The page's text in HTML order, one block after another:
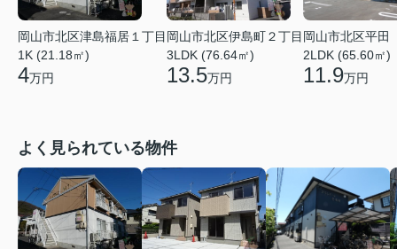
岡山市北区津島福居１丁目
1K (21.18㎡)
4万円
岡山市北区伊島町２丁目
3LDK (76.64㎡)
13.5万円
岡山市北区平田
2LDK (65.60㎡)
11.9万円
よく見られている物件